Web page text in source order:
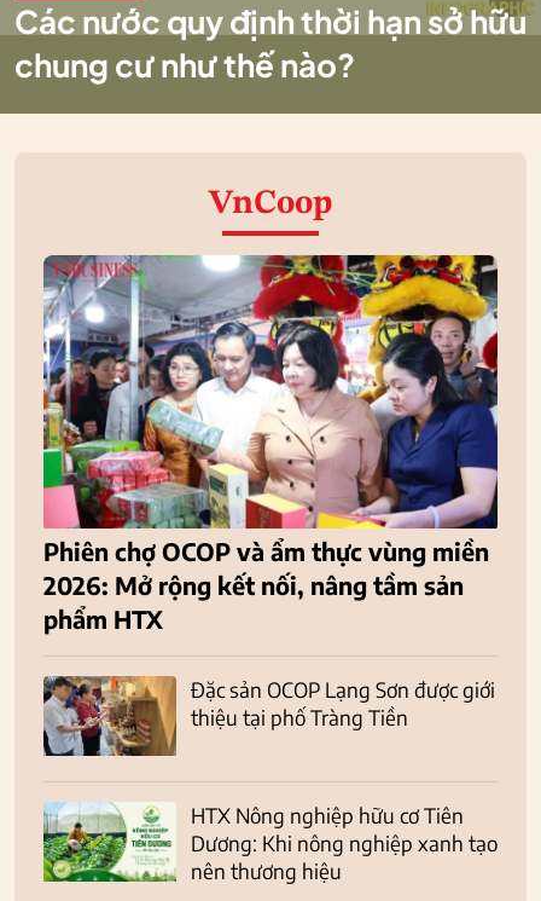
Các nước quy định thời hạn sở hữu
chung cư như thế nào?
VnCoop
Phiên chợ OCOP và ẩm thực vùng miền
2026: Mở rộng kết nối, nâng tầm sản
phẩm HTX
Đặc sản OCOP Lạng Sơn được giới
thiệu tại phố Tràng Tiền
HTX Nông nghiệp hữu cơ Tiên
Dương: Khi nông nghiệp xanh tạo
nên thương hiệu